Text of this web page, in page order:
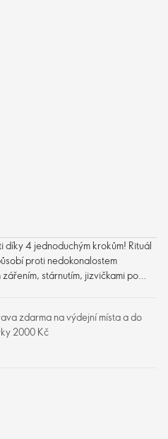
4 jednoduchým krokům! Rituál
proti nedokonalostem
stárnutím, jizvičkami po
redukuje více známek
technologií ve své
typy hyperpigmentace a
vzhled. Pleť je pak výrazně
zdarma na výdejní místa a do
2000 Kč